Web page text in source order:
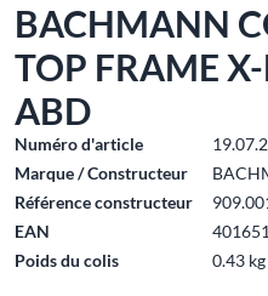
BACHMANN
TOP FRAME
ABD
Numéro d'article
Marque / Constructeur
Référence constructeur
EAN
Poids du colis
0.43 kg